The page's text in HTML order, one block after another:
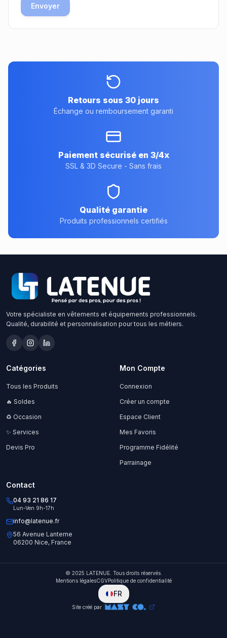
Envoyer
Retours sous 30 jours
Échange ou remboursement garanti
Paiement sécurisé en 3/4x
SSL & 3D Secure - Sans frais
Qualité garantie
Produits professionnels certifiés
Votre spécialiste en vêtements et équipements professionnels.
Qualité, durabilité et personnalisation pour tous les métiers.
Catégories
Tous les Produits
🔥 Soldes
♻️ Occasion
✨ Services
Devis Pro
Mon Compte
Connexion
Créer un compte
Espace Client
Mes Favoris
Programme Fidélité
Parrainage
Contact
04 93 21 86 17
Lun-Ven 9h-17h
info@latenue.fr
56 Avenue Lanterne
06200 Nice, France
© 2025 LATENUE. Tous droits réservés.
Mentions légalesCGVPolitique de confidentialité
FR
Site créé par